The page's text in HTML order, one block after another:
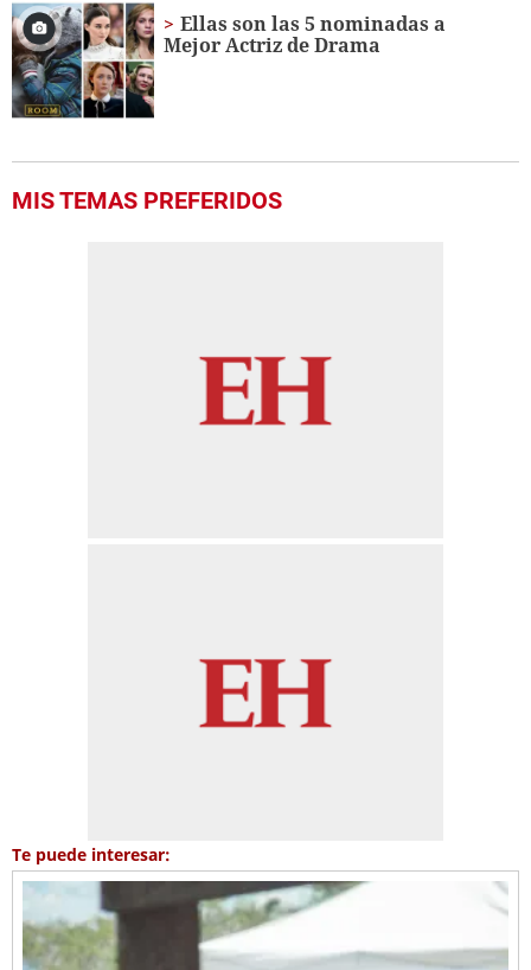
Ellas son las 5 nominadas a
Mejor Actriz de Drama
MIS TEMAS PREFERIDOS
Te puede interesar: